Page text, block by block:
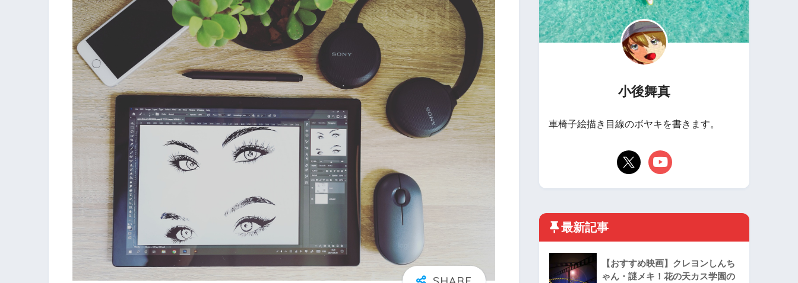
小後舞真
車椅子絵描き目線のボヤキを書きます。
最新記事
【おすすめ映画】クレヨンしんち
ゃん・謎メキ！花の天カス学園の